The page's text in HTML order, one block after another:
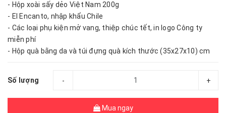
- Hộp xoài sấy dẻo Việt Nam 200g
- El Encanto, nhập khẩu Chile
- Các loại phụ kiện mở vang, thiệp chúc tết, in logo Công ty
miễn phí
- Hộp quà bằng da và túi đựng quà kích thước (35x27x10) cm
Số lượng - +
Mua ngay